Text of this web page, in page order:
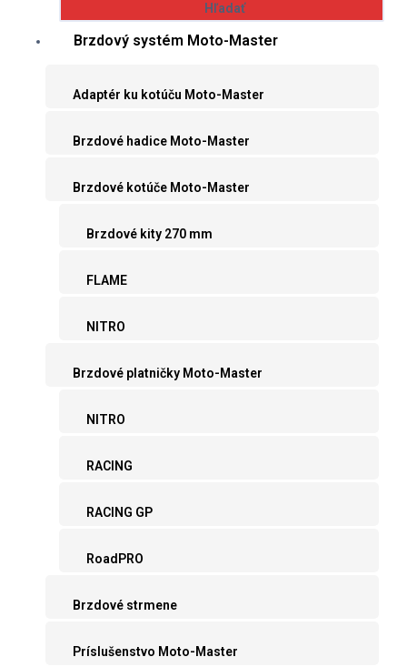
Brzdový systém Moto-Master
Adaptér ku kotúču Moto-Master
Brzdové hadice Moto-Master
Brzdové kotúče Moto-Master
Brzdové kity 270 mm
FLAME
NITRO
Brzdové platničky Moto-Master
NITRO
RACING
RACING GP
RoadPRO
Brzdové strmene
Príslušenstvo Moto-Master